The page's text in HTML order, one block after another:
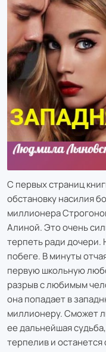
С первых страниц
обстановку насилия
миллионера
Алиной. Это очень
терпеть ради дочери.
побеге. В минуты
первую школьную
разрыв с любимым
она попадает в
миллионеру. Сможет
ее дальнейшая
терпелив и